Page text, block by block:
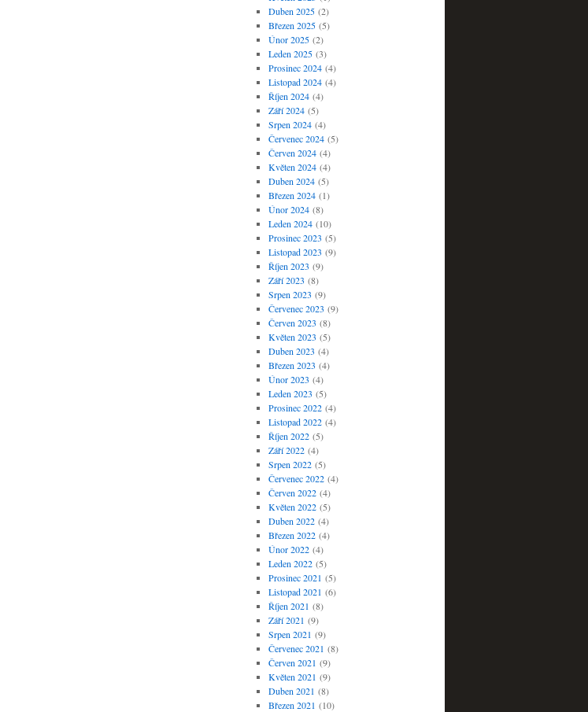
Duben 2025(2)
Březen 2025(5)
Únor 2025(2)
Leden 2025(3)
Prosinec 2024(4)
Listopad 2024(4)
Říjen 2024(4)
Září 2024(5)
Srpen 2024(4)
Červenec 2024(5)
Červen 2024(4)
Květen 2024(4)
Duben 2024(5)
Březen 2024(1)
Únor 2024(8)
Leden 2024(10)
Prosinec 2023 (5)
Listopad 2023 (9)
Říjen 2023 (9)
Září 2023 (8)
Srpen 2023 (9)
Červenec 2023 (9)
Červen 2023 (8)
Květen 2023 (5)
Duben 2023 (4)
Březen 2023 (4)
Únor 2023 (4)
Leden 2023 (5)
Prosinec 2022(4)
Listopad 2022(4)
Říjen 2022(5)
Září 2022(4)
Srpen 2022(5)
Červenec 2022(4)
Červen 2022(4)
Květen 2022(5)
Duben 2022(4)
Březen 2022(4)
Únor 2022(4)
Leden 2022(5)
Prosinec 2021 (5)
Listopad 2021 (6)
Říjen 2021 (8)
Září 2021 (9)
Srpen 2021 (9)
Červenec 2021 (8)
Červen 2021 (9)
Květen 2021 (9)
Duben 2021 (8)
Březen 2021 (10)